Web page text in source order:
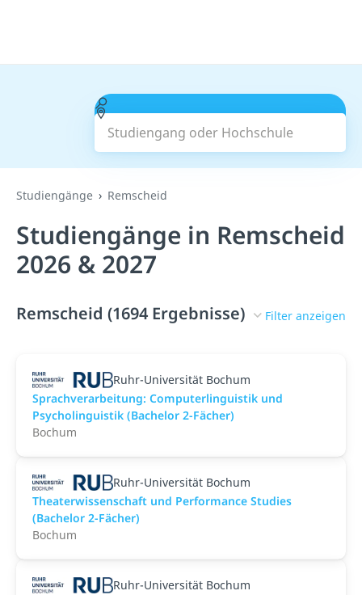
Studiengang oder Hochschule
Suchen
Studiengänge Remscheid
Studiengänge in Remscheid
2026 & 2027
Remscheid (1694 Ergebnisse) Filter anzeigen
Ruhr-Universität Bochum
Sprachverarbeitung: Computerlinguistik und
Psycholinguistik (Bachelor 2-Fächer)
Bochum
Ruhr-Universität Bochum
Theaterwissenschaft und Performance Studies
(Bachelor 2-Fächer)
Bochum
Ruhr-Universität Bochum